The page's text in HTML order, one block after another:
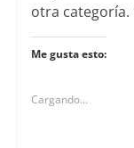
otra
Me gusta esto:
Cargando...